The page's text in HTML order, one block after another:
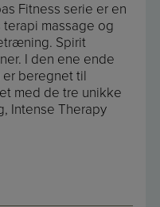
Fitness serie er en
massage og
Spirit
I den ene ende
er beregnet til
med de tre unikke
Intense Therapy